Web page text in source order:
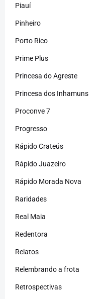
Piauí
Pinheiro
Porto Rico
Prime Plus
Princesa do Agreste
Princesa dos Inhamuns
Proconve 7
Progresso
Rápido Crateús
Rápido Juazeiro
Rápido Morada Nova
Raridades
Real Maia
Redentora
Relatos
Relembrando a frota
Retrospectivas